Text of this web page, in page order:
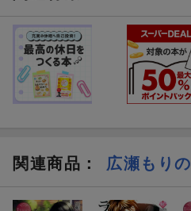
関連商品 ： 広瀬もりの